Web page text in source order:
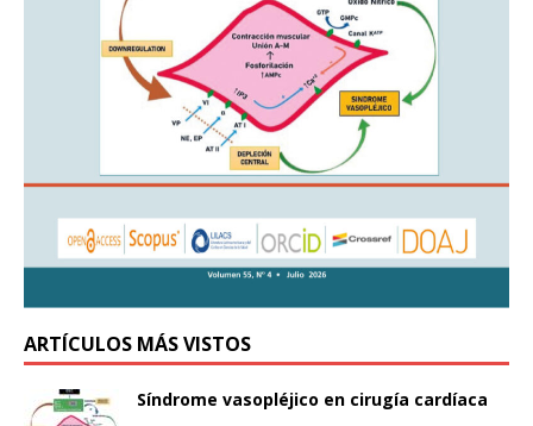
ARTÍCULOS MÁS VISTOS
Síndrome vasopléjico en cirugía cardíaca